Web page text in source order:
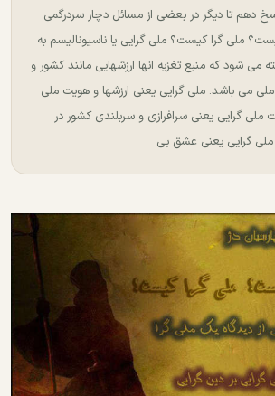
دهم تا دیگر در بعضی از مسائل دچار سردرگمی
ملی گرا کیست؟ ملی گرایی یا ناسیونالیسم به
می شود که منبع تغزیه انها ارزشهایی مانند کشور و
ملی می باشد. ملی گرایی یعنی ارزشها و هویت ملی
ملی گرایی یعنی سرافرازی و سربلندی کشور در
ملی گرایی یعنی عشق بی